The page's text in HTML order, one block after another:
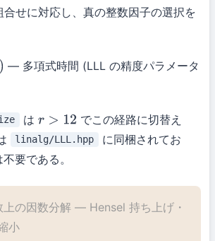
せに対応し、真の整数因子の選択を
— 多項式時間 (LLL の精度パラメータ
は r>12
でこの経路に切替え
linalg/LLL.hpp
に同梱されてお
要である。
上の因数分解 — Hensel 持ち上げ・
小